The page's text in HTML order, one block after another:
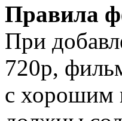
Правила
При
720p,
с хорошим